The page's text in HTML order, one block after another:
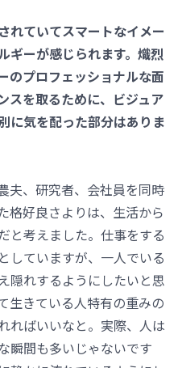
れていてスマートなイメー
ギーが感じられます。熾烈
のプロフェッショナルな面
スを取るために、ビジュア
に気を配った部分はありま
夫、研究者、会社員を同時
格好良さよりは、生活から
と考えました。仕事をする
していますが、一人でいる
隠れするようにしたいと思
生きている人特有の重みの
ればいいなと。実際、人は
瞬間も多いじゃないです